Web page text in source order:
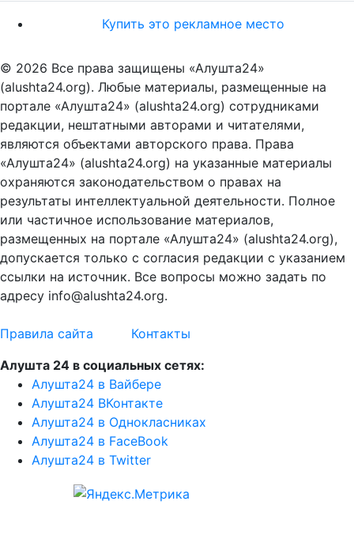
Купить это рекламное место
© 2026 Все права защищены «Алушта24»
(alushta24.org). Любые материалы, размещенные на
портале «Алушта24» (alushta24.org) сотрудниками
редакции, нештатными авторами и читателями,
являются объектами авторского права. Права
«Алушта24» (alushta24.org) на указанные материалы
охраняются законодательством о правах на
результаты интеллектуальной деятельности. Полное
или частичное использование материалов,
размещенных на портале «Алушта24» (alushta24.org),
допускается только с согласия редакции с указанием
ссылки на источник. Все вопросы можно задать по
адресу info@alushta24.org.
Правила сайта
Контакты
Алушта 24 в социальных сетях:
Алушта24 в Вайбере
Алушта24 ВКонтакте
Алушта24 в Однокласниках
Алушта24 в FaceBook
Алушта24 в Twitter